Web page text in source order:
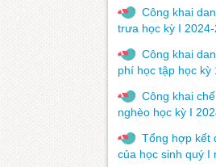
Công khai
trưa học kỳ I
Công khai
phí học tập học kỳ
Công khai
nghèo học kỳ I
Tổng hợp kết
của học sinh quý I